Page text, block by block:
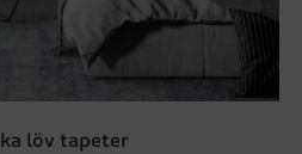
löv tapeter